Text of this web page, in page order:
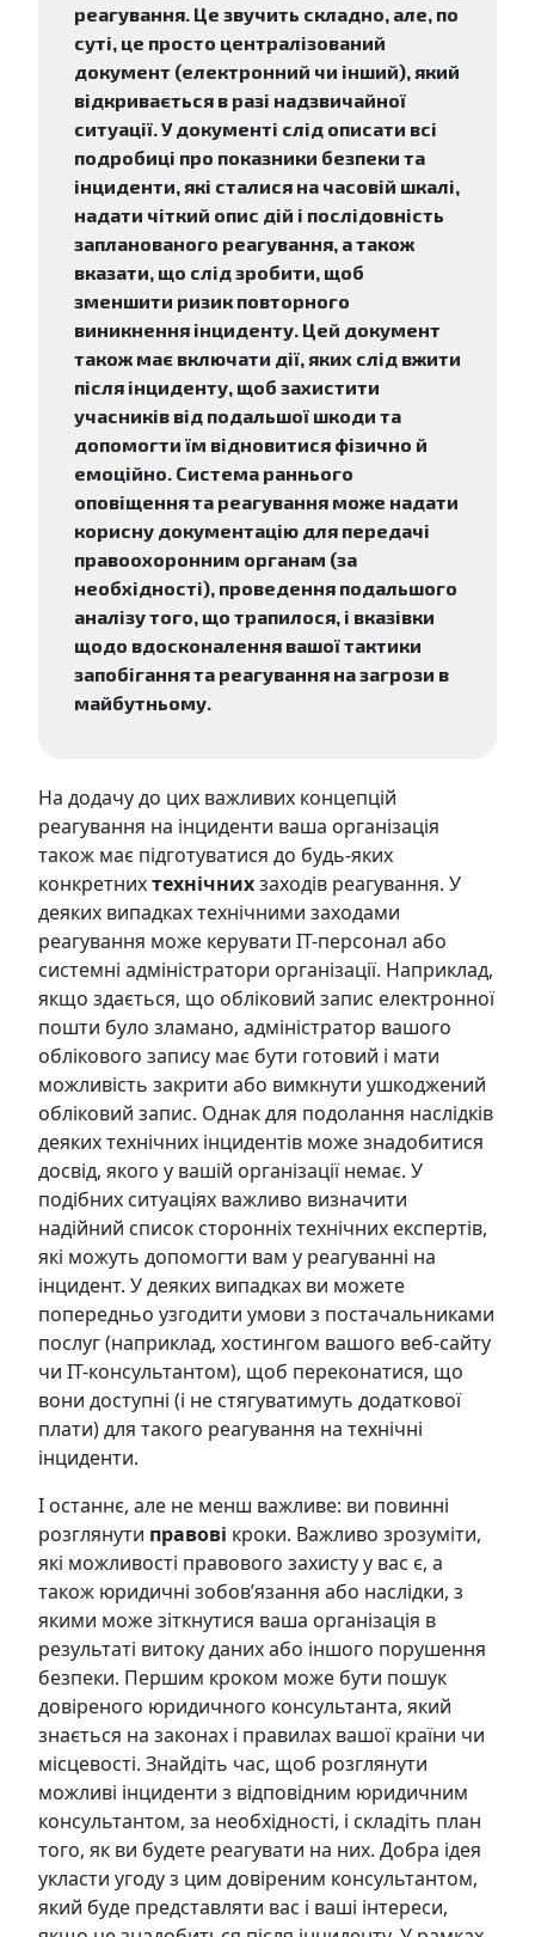
реагування. Це звучить складно, але, по
суті, це просто централізований
документ (електронний чи інший), який
відкривається в разі надзвичайної
ситуації. У документі слід описати всі
подробиці про показники безпеки та
інциденти, які сталися на часовій шкалі,
надати чіткий опис дій і послідовність
запланованого реагування, а також
вказати, що слід зробити, щоб
зменшити ризик повторного
виникнення інциденту. Цей документ
також має включати дії, яких слід вжити
після інциденту, щоб захистити
учасників від подальшої шкоди та
допомогти їм відновитися фізично й
емоційно. Система раннього
оповіщення та реагування може надати
корисну документацію для передачі
правоохоронним органам (за
необхідності), проведення подальшого
аналізу того, що трапилося, і вказівки
щодо вдосконалення вашої тактики
запобігання та реагування на загрози в
майбутньому.
На додачу до цих важливих концепцій
реагування на інциденти ваша організація
також має підготуватися до будь-яких
конкретнихтехнічнихзаходів реагування. У
деяких випадках технічними заходами
реагування може керувати ІТ-персонал або
системні адміністратори організації. Наприклад,
якщо здається, що обліковий запис електронної
пошти було зламано, адміністратор вашого
облікового запису має бути готовий і мати
можливість закрити або вимкнути ушкоджений
обліковий запис. Однак для подолання наслідків
деяких технічних інцидентів може знадобитися
досвід, якого у вашій організації немає. У
подібних ситуаціях важливо визначити
надійний список сторонніх технічних експертів,
які можуть допомогти вам у реагуванні на
інцидент. У деяких випадках ви можете
попередньо узгодити умови з постачальниками
послуг (наприклад, хостингом вашого веб-сайту
чи ІТ-консультантом), щоб переконатися, що
вони доступні (і не стягуватимуть додаткової
плати) для такого реагування на технічні
інциденти.
І останнє, але не менш важливе: ви повинні
розглянути правові кроки. Важливо зрозуміти,
які можливості правового захисту у вас є, а
також юридичні зобов’язання або наслідки, з
якими може зіткнутися ваша організація в
результаті витоку даних або іншого порушення
безпеки. Першим кроком може бути пошук
довіреного юридичного консультанта, який
знається на законах і правилах вашої країни чи
місцевості. Знайдіть час, щоб розглянути
можливі інциденти з відповідним юридичним
консультантом, за необхідності, і складіть план
того, як ви будете реагувати на них. Добра ідея
укласти угоду з цим довіреним консультантом,
який буде представляти вас і ваші інтереси,